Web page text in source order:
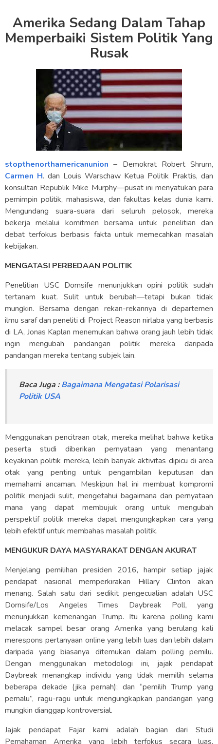
Amerika Sedang Dalam Tahap
Memperbaiki Sistem Politik Yang
Rusak
stopthenorthamericanunion – Demokrat Robert Shrum,
Carmen H. dan Louis Warschaw Ketua Politik Praktis, dan
konsultan Republik Mike Murphy—pusat ini menyatukan para
pemimpin politik, mahasiswa, dan fakultas kelas dunia kami.
Mengundang suara-suara dari seluruh pelosok, mereka
bekerja melalui komitmen bersama untuk penelitian dan
debat terfokus berbasis fakta untuk memecahkan masalah
kebijakan.
MENGATASI PERBEDAAN POLITIK
Penelitian USC Dornsife menunjukkan opini politik sudah
tertanam kuat. Sulit untuk berubah—tetapi bukan tidak
mungkin. Bersama dengan rekan-rekannya di departemen
ilmu saraf dan peneliti di Project Reason nirlaba yang berbasis
di LA, Jonas Kaplan menemukan bahwa orang jauh lebih tidak
ingin mengubah pandangan politik mereka daripada
pandangan mereka tentang subjek lain.
Baca Juga :Bagaimana Mengatasi Polarisasi
Politik USA
Menggunakan pencitraan otak, mereka melihat bahwa ketika
peserta studi diberikan pernyataan yang menantang
keyakinan politik mereka, lebih banyak aktivitas dipicu di area
otak yang penting untuk pengambilan keputusan dan
memahami ancaman. Meskipun hal ini membuat kompromi
politik menjadi sulit, mengetahui bagaimana dan pernyataan
mana yang dapat membujuk orang untuk mengubah
perspektif politik mereka dapat mengungkapkan cara yang
lebih efektif untuk membahas masalah politik.
MENGUKUR DAYA MASYARAKAT DENGAN AKURAT
Menjelang pemilihan presiden 2016, hampir setiap jajak
pendapat nasional memperkirakan Hillary Clinton akan
menang. Salah satu dari sedikit pengecualian adalah USC
Dornsife/Los Angeles Times Daybreak Poll, yang
menunjukkan kemenangan Trump. Itu karena polling kami
melacak sampel besar orang Amerika yang berulang kali
merespons pertanyaan online yang lebih luas dan lebih dalam
daripada yang biasanya ditemukan dalam polling pemilu.
Dengan menggunakan metodologi ini, jajak pendapat
Daybreak menangkap individu yang tidak memilih selama
beberapa dekade (jika pernah); dan “pemilih Trump yang
pemalu”, ragu-ragu untuk mengungkapkan pandangan yang
mungkin dianggap kontroversial.
Jajak pendapat Fajar kami adalah bagian dari Studi
Pemahaman Amerika yang lebih terfokus secara luas,